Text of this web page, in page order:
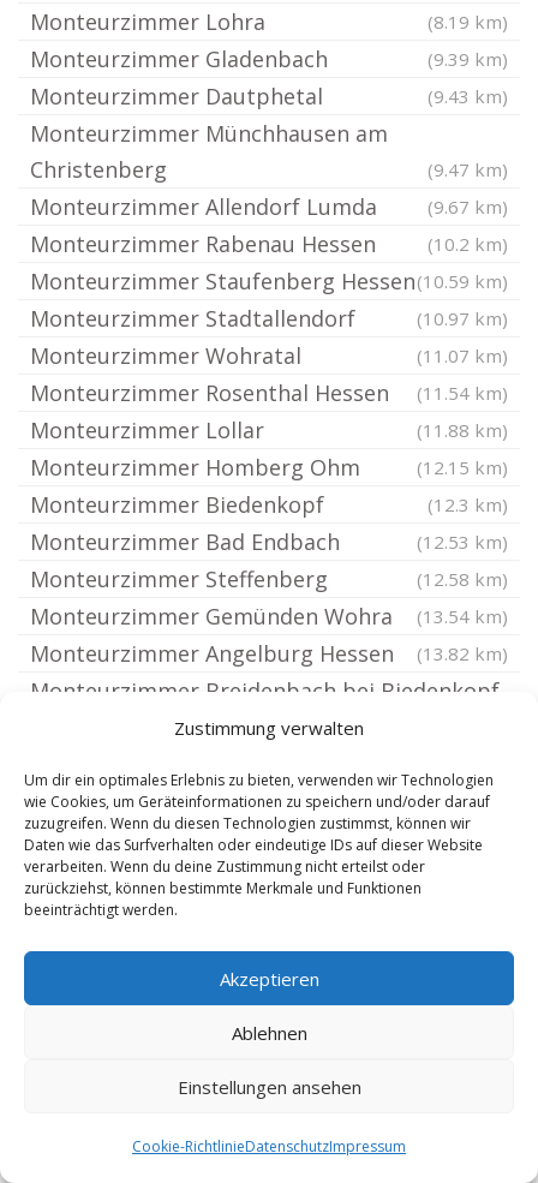
Zustimmung verwalten
Um dir ein optimales Erlebnis zu bieten, verwenden wir Technologien
wie Cookies, um Geräteinformationen zu speichern und/oder darauf
zuzugreifen. Wenn du diesen Technologien zustimmst, können wir
Daten wie das Surfverhalten oder eindeutige IDs auf dieser Website
verarbeiten. Wenn du deine Zustimmung nicht erteilst oder
zurückziehst, können bestimmte Merkmale und Funktionen
beeinträchtigt werden.
Akzeptieren
Ablehnen
Einstellungen ansehen
Cookie-RichtlinieDatenschutzImpressum
Monteurzimmer Lohra (8.19 km)
Monteurzimmer Gladenbach (9.39 km)
Monteurzimmer Dautphetal (9.43 km)
Monteurzimmer Münchhausen am
Christenberg
(9.47 km)
Monteurzimmer Allendorf Lumda (9.67 km)
Monteurzimmer Rabenau Hessen (10.2 km)
Monteurzimmer Staufenberg Hessen(10.59 km)
Monteurzimmer Stadtallendorf (10.97 km)
Monteurzimmer Wohratal (11.07 km)
Monteurzimmer Rosenthal Hessen (11.54 km)
Monteurzimmer Lollar (11.88 km)
Monteurzimmer Homberg Ohm (12.15 km)
Monteurzimmer Biedenkopf (12.3 km)
Monteurzimmer Bad Endbach (12.53 km)
Monteurzimmer Steffenberg (12.58 km)
Monteurzimmer Gemünden Wohra (13.54 km)
Monteurzimmer Angelburg Hessen (13.82 km)
Monteurzimmer Breidenbach bei Biedenkopf
Monteurzimmer Battenberg Eder
(14.73 km)
Monteurzimmer Gemünden Felda
(14.78 km)
Monteurzimmer Kirtorf (14.96 km)
Monteurzimmer Buseck (14.97 km)
Monteurzimmer Hohenahr
Monteurzimmer Reiskirchen Wieseck(15.26 km)
Monteurzimmer Allendorf Eder
Monteurzimmer Neustadt Hessen
Monteurzimmer Gilserberg
Monteurzimmer Bischoffen